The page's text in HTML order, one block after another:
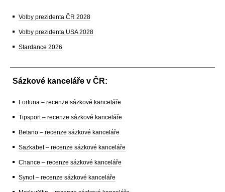
Volby prezidenta ČR 2028
Volby prezidenta USA 2028
Stardance 2026
Sázkové kanceláře v ČR:
Fortuna – recenze sázkové kanceláře
Tipsport – recenze sázkové kanceláře
Betano – recenze sázkové kanceláře
Sazkabet – recenze sázkové kanceláře
Chance – recenze sázkové kanceláře
Synot – recenze sázkové kanceláře